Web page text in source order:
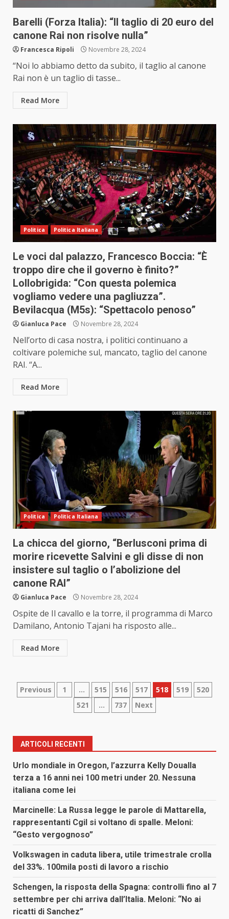
Barelli (Forza Italia): “Il taglio di 20 euro del
canone Rai non risolve nulla”
Francesca Ripoli Novembre 28, 2024
“Noi lo abbiamo detto da subito, il taglio al canone
Rai non è un taglio di tasse...
Read More
Politica Politica Italiana
Le voci dal palazzo, Francesco Boccia: “È
troppo dire che il governo è finito?”
Lollobrigida: “Con questa polemica
vogliamo vedere una pagliuzza”.
Bevilacqua (M5s): “Spettacolo penoso”
Gianluca Pace Novembre 28, 2024
Nell’orto di casa nostra, i politici continuano a
coltivare polemiche sul, mancato, taglio del canone
RAI. “A...
Read More
Politica Politica Italiana
La chicca del giorno, “Berlusconi prima di
morire ricevette Salvini e gli disse di non
insistere sul taglio o l’abolizione del
canone RAI”
Gianluca Pace Novembre 28, 2024
Ospite de Il cavallo e la torre, il programma di Marco
Damilano, Antonio Tajani ha risposto alle...
Read More
Paginazione
articoli
Previous 1 … 515 516 517 518 519
520
521
… 737 Next
ARTICOLI RECENTI
Urlo mondiale in Oregon, l’azzurra Kelly Doualla
terza a 16 anni nei 100 metri under 20. Nessuna
italiana come lei
Marcinelle: La Russa legge le parole di Mattarella,
rappresentanti Cgil si voltano di spalle. Meloni:
“Gesto vergognoso”
Volkswagen in caduta libera, utile trimestrale crolla
del 33%. 100mila posti di lavoro a rischio
Schengen, la risposta della Spagna: controlli fino al 7
settembre per chi arriva dall’Italia. Meloni: “No ai
ricatti di Sanchez”